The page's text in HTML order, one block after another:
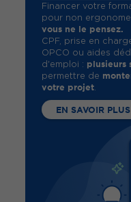
Financer votre
pour non
vous ne le pensez.
CPF, prise en
OPCO ou aides
d'emploi : plusieurs
permettre de
votre projet.
EN SAVOIR PLUS